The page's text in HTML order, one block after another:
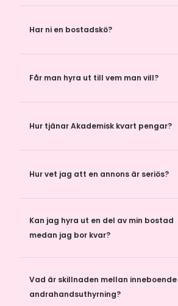
Har ni en bostadskö?
Får man hyra ut till vem man vill?
Hur tjänar Akademisk kvart pengar?
Hur vet jag att en annons är seriös?
Kan jag hyra ut en del av min bostad
medan jag bor kvar?
Vad är skillnaden mellan inneboende
andrahandsuthyrning?